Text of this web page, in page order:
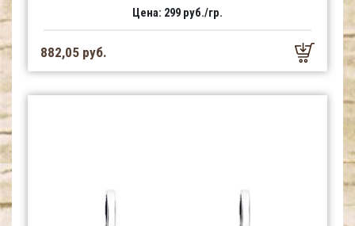
Цена: 299 руб./гр.
882,05 руб.